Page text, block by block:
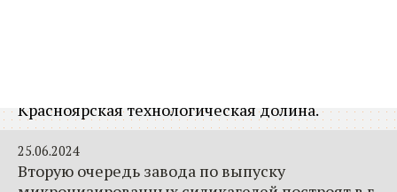
Красноярская технологическая долина.
25.06.2024
Вторую очередь завода по выпуску